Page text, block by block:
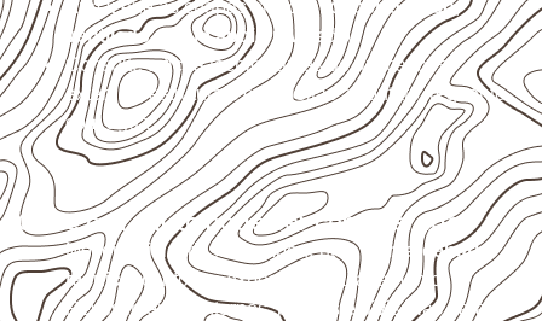
Armazene as chapas em local coberto, seco,
ventilado e com apoio nivelado.
Consulte a ficha técnica antes de aplicações
externas, estruturais ou sujeitas a contato frequente
com água.
Onde o produto pode ser considerado
Móveis, divisórias e componentes de
marcenaria
técnica
, conforme exposição e acabamento.
Revestimentos internos, painéis e divisórias para